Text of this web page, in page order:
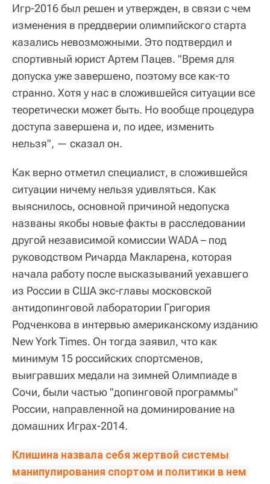
Игр-2016 был решен и утвержден, в связи с чем
изменения в преддверии олимпийского старта
казались невозможными. Это подтвердил и
спортивный юрист Артем Пацев. "Время для
допуска уже завершено, поэтому все как-то
странно. Хотя у нас в сложившейся ситуации все
теоретически может быть. Но вообще процедура
доступа завершена и, по идее, изменить
нельзя", — сказал он.
Как верно отметил специалист, в сложившейся
ситуации ничему нельзя удивляться. Как
выяснилось, основной причиной недопуска
названы якобы новые факты в расследовании
другой независимой комиссии WADA – под
руководством Ричарда Макларена, которая
начала работу после высказываний уехавшего
из России в США экс-главы московской
антидопинговой лаборатории Григория
Родченкова в интервью американскому изданию
New York Times. Он тогда заявил, что как
минимум 15 российских спортсменов,
выигравших медали на зимней Олимпиаде в
Сочи, были частью "допинговой программы"
России, направленной на доминирование на
домашних Играх-2014.
Клишина назвала себя жертвой системы
манипулирования спортом и политики в нем